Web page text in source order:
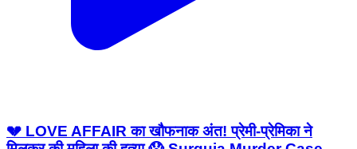
💔 LOVE AFFAIR का खौफनाक अंत! प्रेमी-प्रेमिका ने